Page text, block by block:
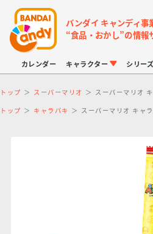
バンダイ キャンディ事
“食品・おかし”の情報
カレンダー キャラクター
プリキュアシ
シリーズ
チョコサ
トップ スーパーマリオ スーパーマリオ
トップ キャラパキ スーパーマリオ キャ